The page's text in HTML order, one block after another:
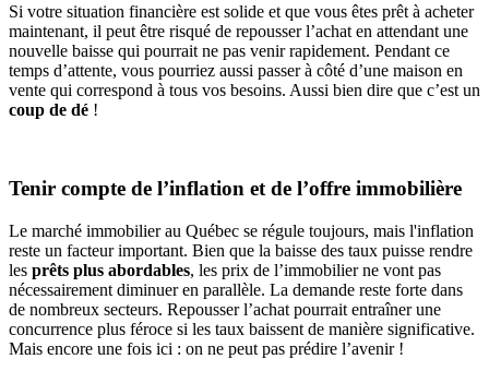
Si votre situation financière est solide et que vous êtes prêt à acheter
maintenant, il peut être risqué de repousser l’achat en attendant une
nouvelle baisse qui pourrait ne pas venir rapidement. Pendant ce
temps d’attente, vous pourriez aussi passer à côté d’une maison en
vente qui correspond à tous vos besoins. Aussi bien dire que c’est un
coup de dé !
Tenir compte de l’inflation et de l’offre immobilière
Le marché immobilier au Québec se régule toujours, mais l'inflation
reste un facteur important. Bien que la baisse des taux puisse rendre
les prêts plus abordables, les prix de l’immobilier ne vont pas
nécessairement diminuer en parallèle. La demande reste forte dans
de nombreux secteurs. Repousser l’achat pourrait entraîner une
concurrence plus féroce si les taux baissent de manière significative.
Mais encore une fois ici : on ne peut pas prédire l’avenir !